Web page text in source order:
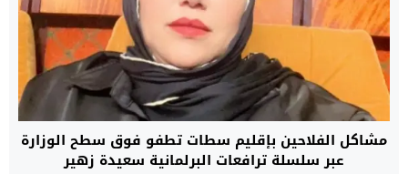
مشاكل الفلاحين بإقليم سطات تطفو فوق سطح الوزارة
عبر سلسلة ترافعات البرلمانية سعيدة زهير